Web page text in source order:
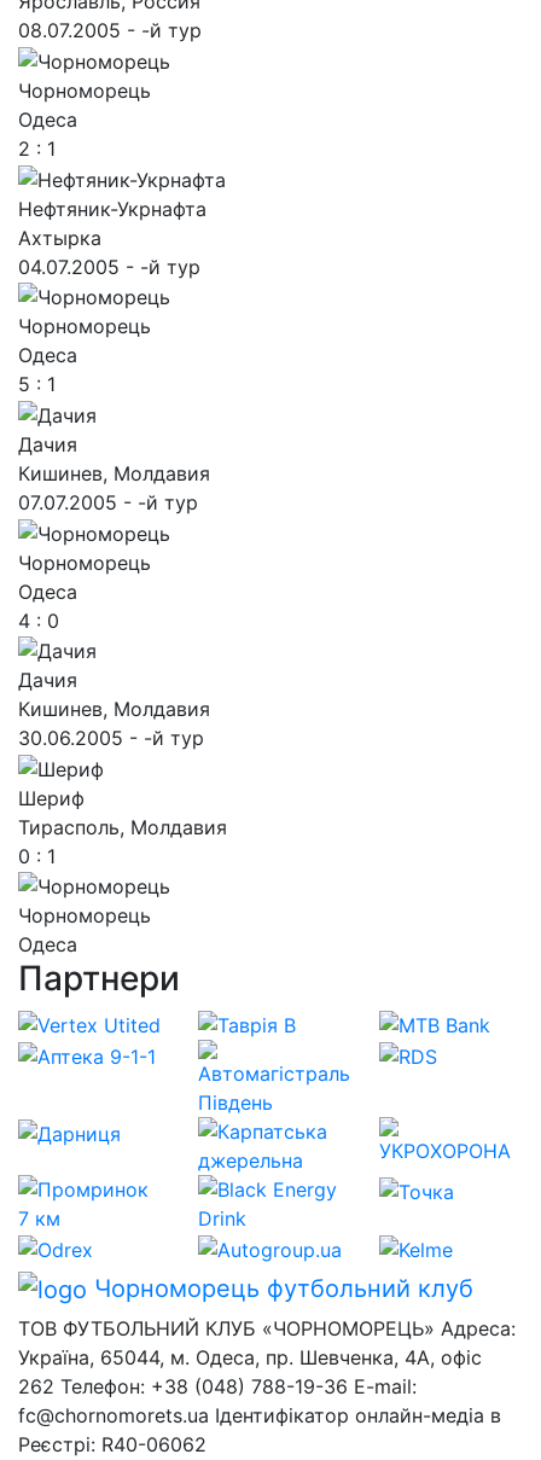
08.07.2005 - -й тур
Чорноморець
Одеса
2 : 1
Нефтяник-Укрнафта
Ахтырка
04.07.2005 - -й тур
Чорноморець
Одеса
5 : 1
Дачия
Кишинев, Молдавия
07.07.2005 - -й тур
Чорноморець
Одеса
4 : 0
Дачия
Кишинев, Молдавия
30.06.2005 - -й тур
Шериф
Тирасполь, Молдавия
0 : 1
Чорноморець
Одеса
Партнери
Чорноморець футбольний клуб
ТОВ ФУТБОЛЬНИЙ КЛУБ «ЧОРНОМОРЕЦЬ» Адреса:
Україна, 65044, м. Одеса, пр. Шевченка, 4А, офіс
262 Телефон: +38 (048) 788-19-36 E-mail:
fc@chornomorets.ua Ідентифікатор онлайн-медіа в
Реєстрі: R40-06062